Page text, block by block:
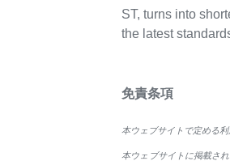
ST, turns into
the latest
免責条項
本ウェブサイトで定める
本ウェブサイトに掲載さ